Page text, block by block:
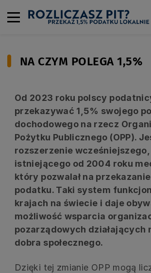
NA CZYM POLEGA 1,5%
Od 2023 roku polscy
przekazywać 1,5% swojego
dochodowego na rzecz
Pożytku Publicznego (OPP).
rozszerzenie wcześniejszego,
istniejącego od 2004 roku
który pozwalał na przekazanie
podatku. Taki system
krajach na świecie i daje
możliwość wsparcia
pozarządowych działających
dobra społecznego.
Dzięki tej zmianie OPP mogą